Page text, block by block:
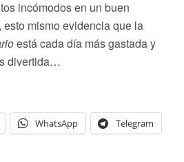
incómodos en un buen
mismo evidencia que la
está cada día más gastada y
divertida…
WhatsApp Telegram